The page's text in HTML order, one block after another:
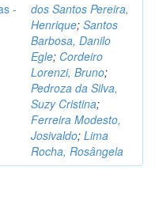
-
dos Santos Pereira,
Henrique; Santos
Barbosa, Danilo
Egle; Cordeiro
Lorenzi, Bruno;
Pedroza da Silva,
Suzy Cristina;
Ferreira Modesto,
Josivaldo; Lima
Rocha, Rosângela